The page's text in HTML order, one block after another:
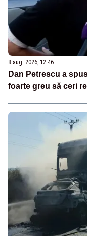
8 aug. 2026, 12:46
Dan Petrescu a
foarte greu să ceri